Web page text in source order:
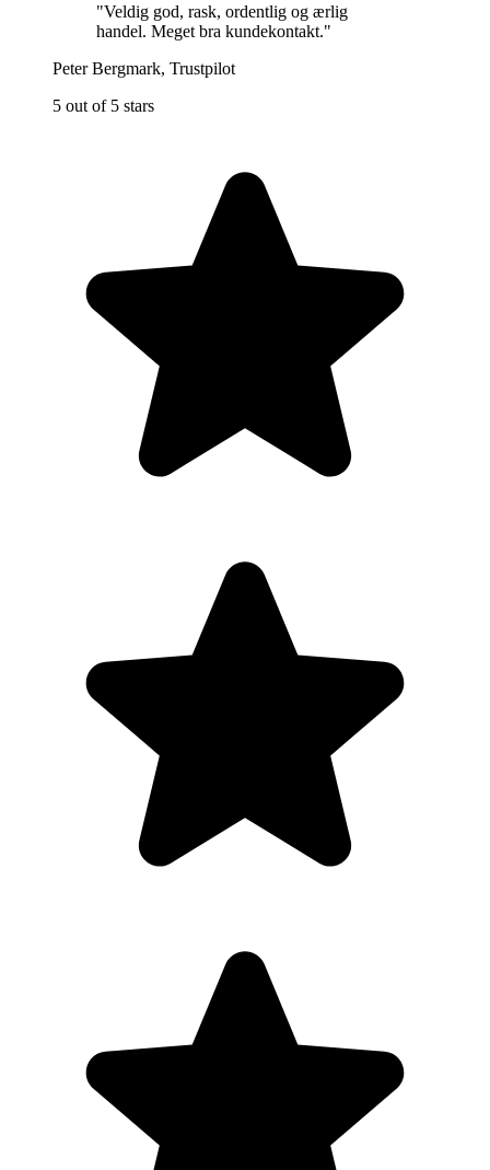
"Veldig god, rask, ordentlig og ærlig
handel. Meget bra kundekontakt."
Peter Bergmark, Trustpilot
5 out of 5 stars